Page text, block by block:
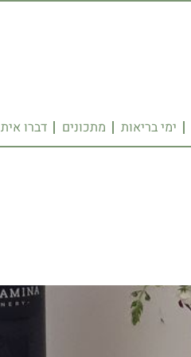
ימי בריאות מתכונים דברו